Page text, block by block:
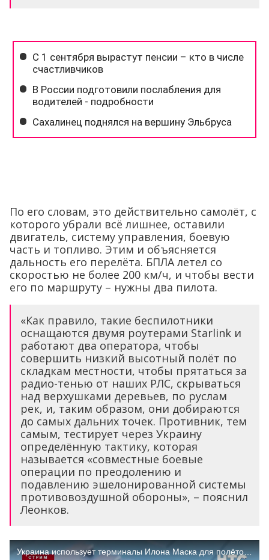
По его словам, это действительно самолёт, с
которого убрали всё лишнее, оставили
двигатель, систему управления, боевую
часть и топливо. Этим и объясняется
дальность его перелёта. БПЛА летел со
скоростью не более 200 км/ч, и чтобы вести
его по маршруту – нужны два пилота.
«Как правило, такие беспилотники
оснащаются двумя роутерами Starlink и
работают два оператора, чтобы
совершить низкий высотный полёт по
складкам местности, чтобы прятаться за
радио-тенью от наших РЛС, скрываться
над верхушками деревьев, по руслам
рек, и, таким образом, они добираются
до самых дальних точек. Противник, тем
самым, тестирует через Украину
определённую тактику, которая
называется «совместные боевые
операции по преодолению и
подавлению эшелонированной системы
противовоздушной обороны», – пояснил
Леонков.